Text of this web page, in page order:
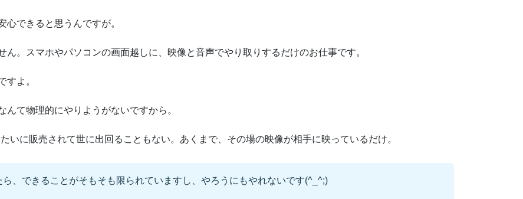
心できると思うんですが。
。スマホやパソコンの画面越しに、映像と音声でやり取りするだけのお仕事です。
すよ。
て物理的にやりようがないですから。
いに販売されて世に出回ることもない。あくまで、その場の映像が相手に映っているだけ。
、できることがそもそも限られていますし、やろうにもやれないです(^_^;)